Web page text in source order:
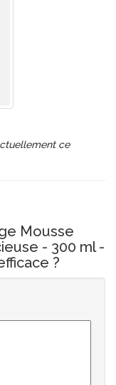
ce
Mousse
- 300 ml -
?